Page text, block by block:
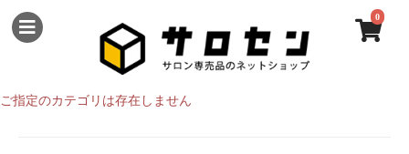
0
ご指定のカテゴリは存在しません